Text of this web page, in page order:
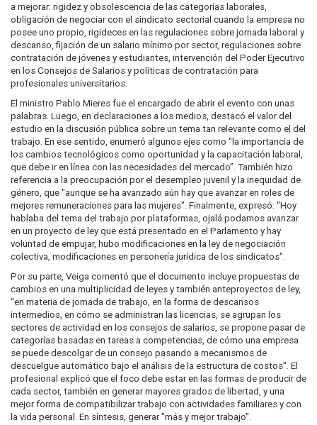
a mejorar: rigidez y obsolescencia de las categorías laborales,
obligación de negociar con el sindicato sectorial cuando la empresa no
posee uno propio, rigideces en las regulaciones sobre jornada laboral y
descanso, fijación de un salario mínimo por sector, regulaciones sobre
contratación de jóvenes y estudiantes, intervención del Poder Ejecutivo
en los Consejos de Salarios y políticas de contratación para
profesionales universitarios.
El ministro Pablo Mieres fue el encargado de abrir el evento con unas
palabras. Luego, en declaraciones a los medios, destacó el valor del
estudio en la discusión pública sobre un tema tan relevante como el del
trabajo. En ese sentido, enumeró algunos ejes como "la importancia de
los cambios tecnológicos como oportunidad y la capacitación laboral,
que debe ir en línea con las necesidades del mercado”. También hizo
referencia a la preocupación por el desempleo juvenil y la inequidad de
género, que "aunque se ha avanzado aún hay que avanzar en roles de
mejores remuneraciones para las mujeres". Finalmente, expresó: "Hoy
hablaba del tema del trabajo por plataformas, ojalá podamos avanzar
en un proyecto de ley que está presentado en el Parlamento y hay
voluntad de empujar, hubo modificaciones en la ley de negociación
colectiva, modificaciones en personería jurídica de los sindicatos".
Por su parte, Veiga comentó que el documento incluye propuestas de
cambios en una multiplicidad de leyes y también anteproyectos de ley,
"en materia de jornada de trabajo, en la forma de descansos
intermedios, en cómo se administran las licencias, se agrupan los
sectores de actividad en los consejos de salarios, se propone pasar de
categorías basadas en tareas a competencias, de cómo una empresa
se puede descolgar de un consejo pasando a mecanismos de
descuelgue automático bajo el análisis de la estructura de costos". El
profesional explicó que el foco debe estar en las formas de producir de
cada sector, también en generar mayores grados de libertad, y una
mejor forma de compatibilizar trabajo con actividades familiares y con
la vida personal. En síntesis, generar "más y mejor trabajo".